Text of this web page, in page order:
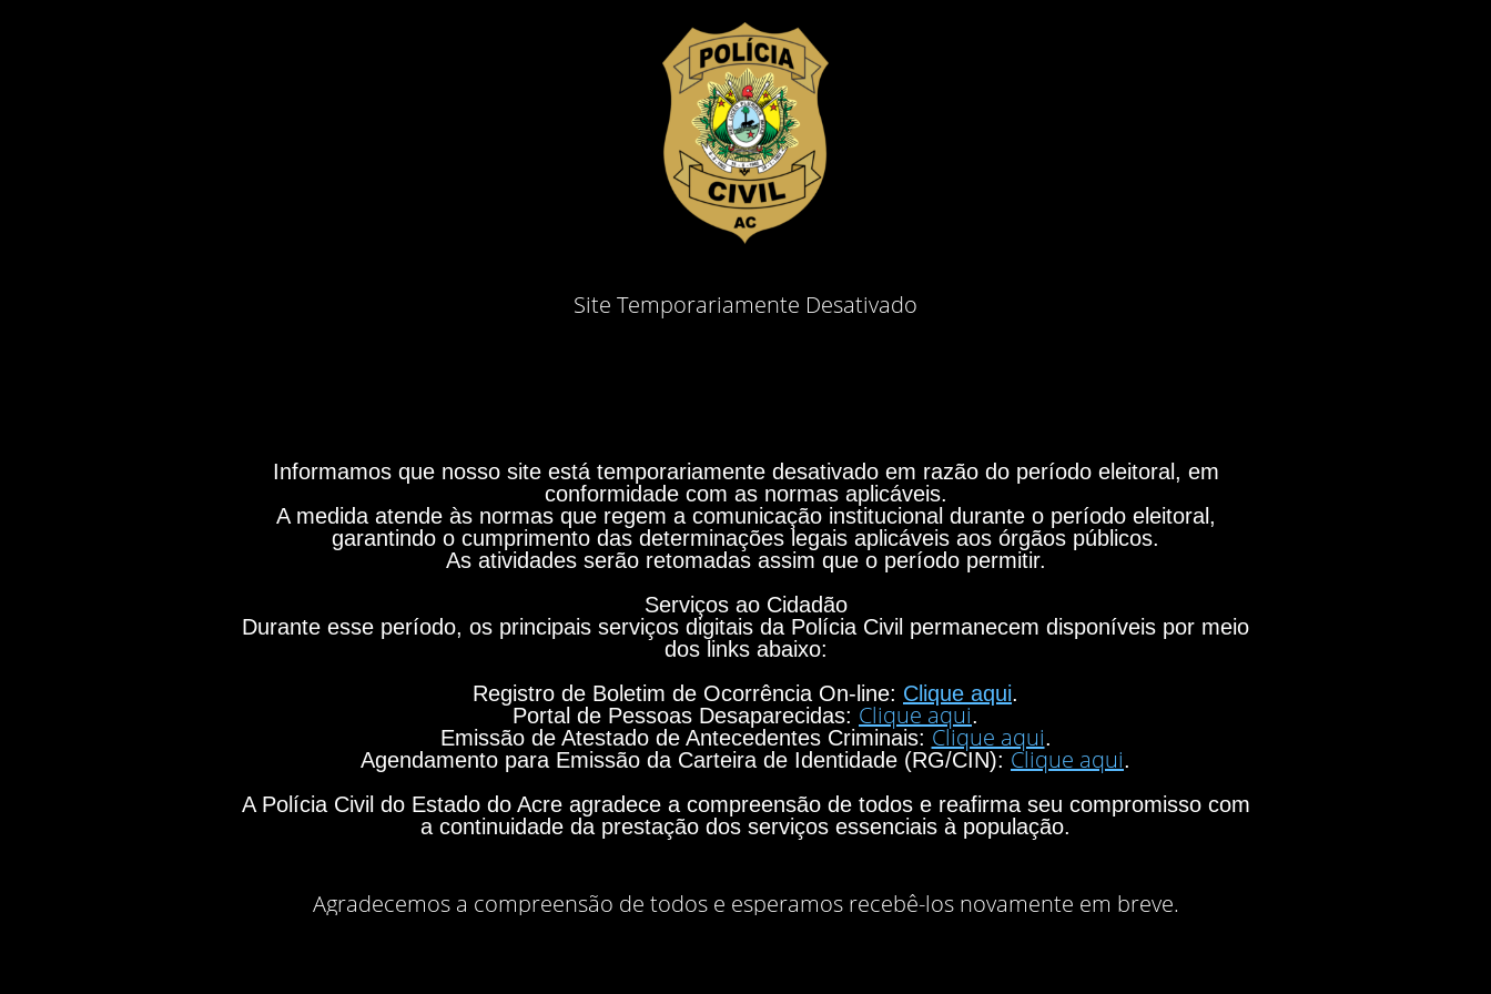
Site Temporariamente Desativado
Informamos que nosso site está temporariamente desativado em razão do período eleitoral, em
conformidade com as normas aplicáveis.
A medida atende às normas que regem a comunicação institucional durante o período eleitoral,
garantindo o cumprimento das determinações legais aplicáveis aos órgãos públicos.
As atividades serão retomadas assim que o período permitir.
Serviços ao Cidadão
Durante esse período, os principais serviços digitais da Polícia Civil permanecem disponíveis por meio
dos links abaixo:
Registro de Boletim de Ocorrência On-line: Clique aqui.
Portal de Pessoas Desaparecidas: Clique aqui.
Emissão de Atestado de Antecedentes Criminais: Clique aqui.
Agendamento para Emissão da Carteira de Identidade (RG/CIN): Clique aqui.
A Polícia Civil do Estado do Acre agradece a compreensão de todos e reafirma seu compromisso com
a continuidade da prestação dos serviços essenciais à população.
Agradecemos a compreensão de todos e esperamos recebê-los novamente em breve.